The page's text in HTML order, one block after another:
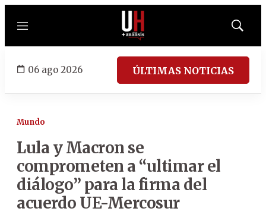
Menú
Mostrar
06 ago 2026 ÚLTIMAS NOTICIAS
Mundo
Lula y Macron se
comprometen a “ultimar el
diálogo” para la firma del
acuerdo UE-Mercosur